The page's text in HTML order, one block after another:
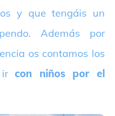
y que tengáis un
Además por
os contamos los
ircon niños por el